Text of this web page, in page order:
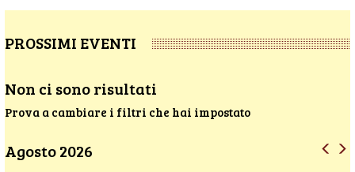
PROSSIMI EVENTI
Non ci sono risultati
Prova a cambiare i filtri che hai impostato
Agosto 2026